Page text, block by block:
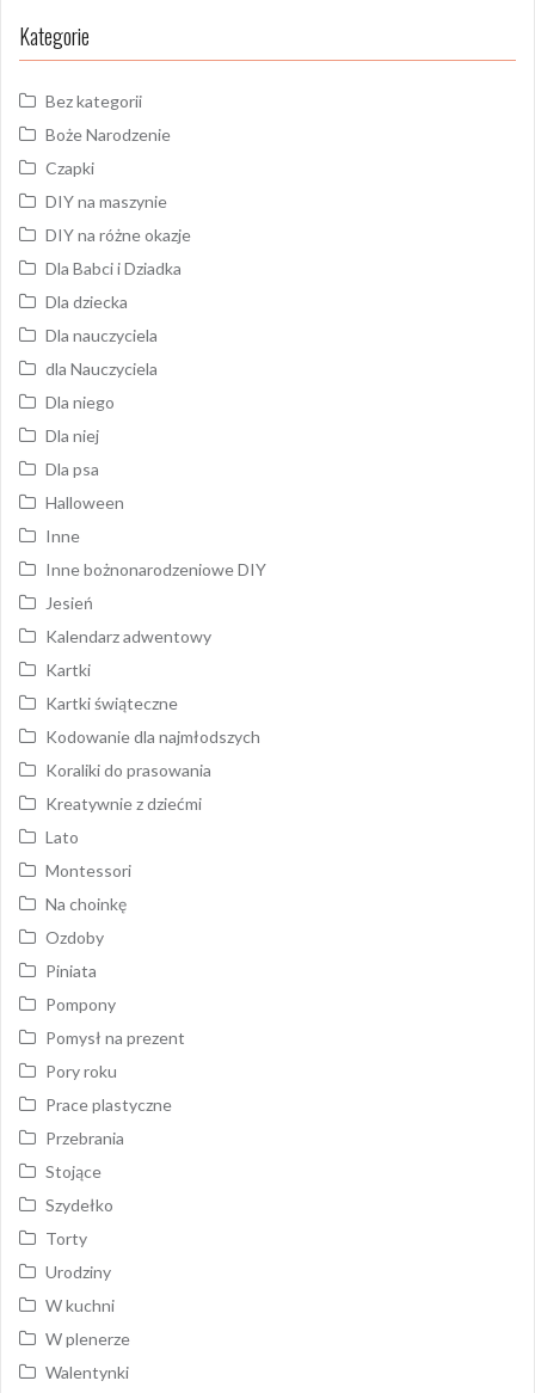
Kategorie
Bez kategorii
Boże Narodzenie
Czapki
DIY na maszynie
DIY na różne okazje
Dla Babci i Dziadka
Dla dziecka
Dla nauczyciela
dla Nauczyciela
Dla niego
Dla niej
Dla psa
Halloween
Inne
Inne bożnonarodzeniowe DIY
Jesień
Kalendarz adwentowy
Kartki
Kartki świąteczne
Kodowanie dla najmłodszych
Koraliki do prasowania
Kreatywnie z dziećmi
Lato
Montessori
Na choinkę
Ozdoby
Piniata
Pompony
Pomysł na prezent
Pory roku
Prace plastyczne
Przebrania
Stojące
Szydełko
Torty
Urodziny
W kuchni
W plenerze
Walentynki